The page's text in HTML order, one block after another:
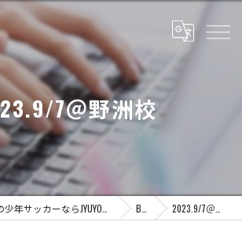
7＠野洲校
Blog 2023.9/7＠野洲校